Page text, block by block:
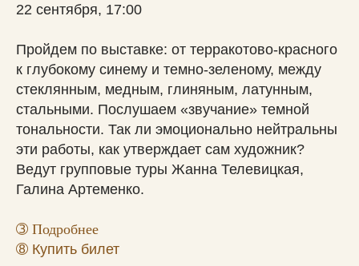
22 сентября, 17:00
Пройдем по выставке: от терракотово-красного
к глубокому синему и темно-зеленому, между
стеклянным, медным, глиняным, латунным,
стальными. Послушаем «звучание» темной
тональности. Так ли эмоционально нейтральны
эти работы, как утверждает сам художник?
Ведут групповые туры Жанна Телевицкая,
Галина Артеменко.
➂ Подробнее
➇ Купить билет